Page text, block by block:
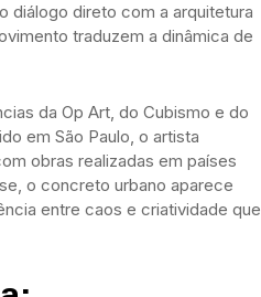
diálogo direto com a arquitetura
traduzem a dinâmica de
da Op Art, do Cubismo e do
em São Paulo, o artista
obras realizadas em países
o concreto urbano aparece
entre caos e criatividade que